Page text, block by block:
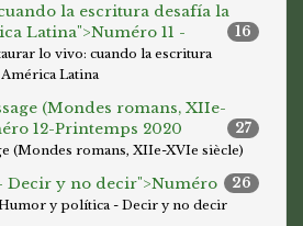
la escritura desafía la
Latina">
16
Numéro 11 -
lo vivo: cuando la escritura
Latina
(Mondes romans, XIIe-
27
12-Printemps 2020
(Mondes romans, XIIe-XVIe siècle)
y no decir"> 26
Numéro
y política - Decir y no decir